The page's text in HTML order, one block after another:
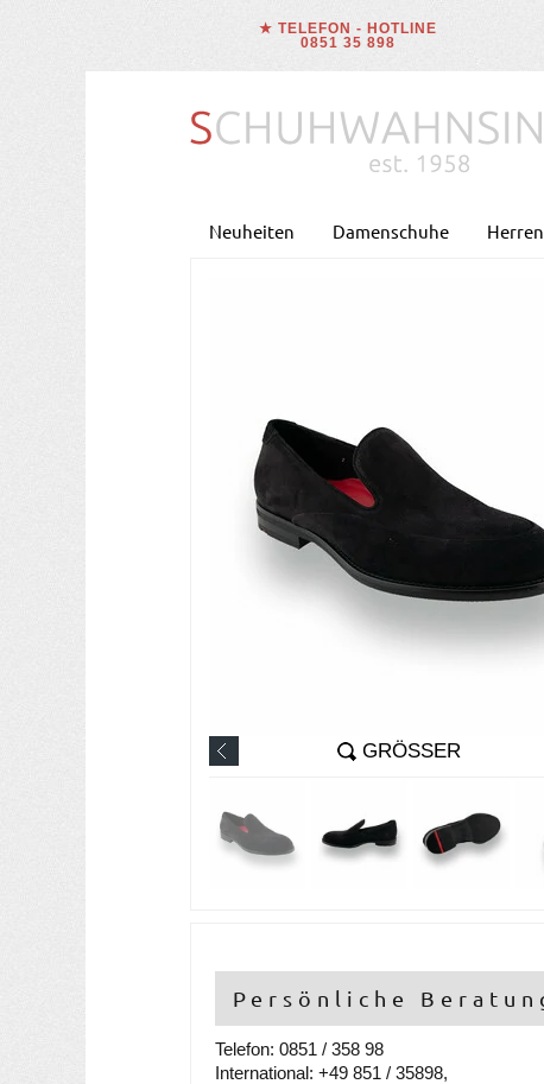
★ TELEFON - HOTLINE
0851 35 898
Neuheiten Damenschuhe
GRÖSSER
Persönliche
Telefon: 0851 / 358 98
International: +49 851 / 35898,